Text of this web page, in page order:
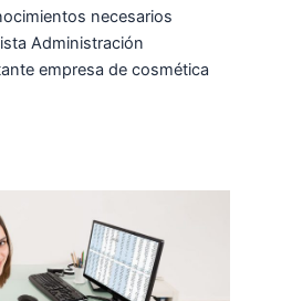
necesarios
Administración
empresa de cosmética